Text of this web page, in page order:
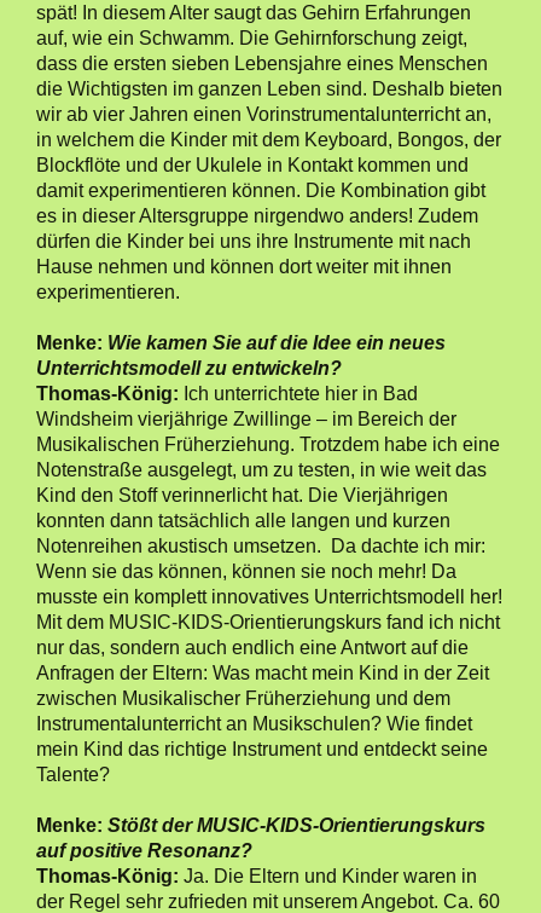
spät! In diesem Alter saugt das Gehirn Erfahrungen
auf, wie ein Schwamm. Die Gehirnforschung zeigt,
dass die ersten sieben Lebensjahre eines Menschen
die Wichtigsten im ganzen Leben sind. Deshalb bieten
wir ab vier Jahren einen Vorinstrumentalunterricht an,
in welchem die Kinder mit dem Keyboard, Bongos, der
Blockflöte und der Ukulele in Kontakt kommen und
damit experimentieren können. Die Kombination gibt
es in dieser Altersgruppe nirgendwo anders! Zudem
dürfen die Kinder bei uns ihre Instrumente mit nach
Hause nehmen und können dort weiter mit ihnen
experimentieren.
Menke: Wie kamen Sie auf die Idee ein neues
Unterrichtsmodell zu entwickeln?
Thomas-König: Ich unterrichtete hier in Bad
Windsheim vierjährige Zwillinge – im Bereich der
Musikalischen Früherziehung. Trotzdem habe ich eine
Notenstraße ausgelegt, um zu testen, in wie weit das
Kind den Stoff verinnerlicht hat. Die Vierjährigen
konnten dann tatsächlich alle langen und kurzen
Notenreihen akustisch umsetzen. Da dachte ich mir:
Wenn sie das können, können sie noch mehr! Da
musste ein komplett innovatives Unterrichtsmodell her!
Mit dem MUSIC-KIDS-Orientierungskurs fand ich nicht
nur das, sondern auch endlich eine Antwort auf die
Anfragen der Eltern: Was macht mein Kind in der Zeit
zwischen Musikalischer Früherziehung und dem
Instrumentalunterricht an Musikschulen? Wie findet
mein Kind das richtige Instrument und entdeckt seine
Talente?
Menke: Stößt der MUSIC-KIDS-Orientierungskurs
auf positive Resonanz?
Thomas-König: Ja. Die Eltern und Kinder waren in
der Regel sehr zufrieden mit unserem Angebot. Ca. 60